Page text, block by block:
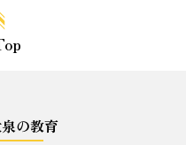
学校理念
の教育